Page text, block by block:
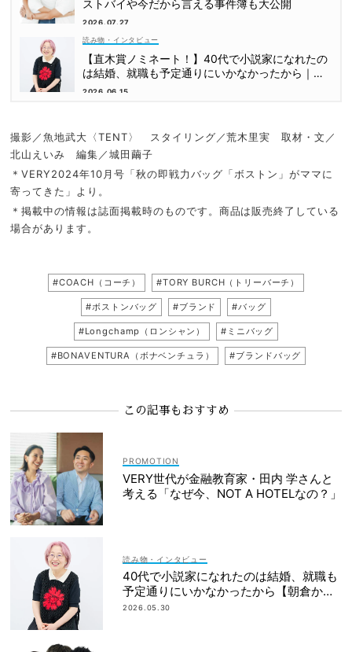
ストバイや今だから言える事件簿も大公開
2026.07.27
読み物・インタビュー
【直木賞ノミネート！】40代で小説家になれたの
は結婚、就職も予定通りにいかなかったから｜朝
倉かすみさん
2026.06.15
撮影／魚地武大〈TENT〉 スタイリング／荒木里実 取材・文／
北山えいみ 編集／城田繭子
＊VERY2024年10月号「秋の即戦力バッグ「ボストン」がママに
寄ってきた」より。
＊掲載中の情報は誌面掲載時のものです。商品は販売終了している
場合があります。
#COACH（コーチ） #TORY BURCH（トリーバーチ）
#ボストンバッグ #ブランド #バッグ
#Longchamp（ロンシャン） #ミニバッグ
#BONAVENTURA（ボナベンチュラ） #ブランドバッグ
この記事もおすすめ
VERY世代が金融教育家・田内 学さんと
考える「なぜ今、NOT A HOTELなの？」
読み物・インタビュー
40代で小説家になれたのは結婚、就職も
予定通りにいかなかったから【朝倉かす
みさん】
2026.05.30